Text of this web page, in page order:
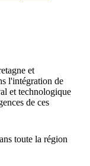
et
l'intégration de
et technologique
de ces
toute la région